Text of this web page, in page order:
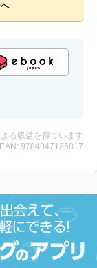
る収益を得ています
9784047126817